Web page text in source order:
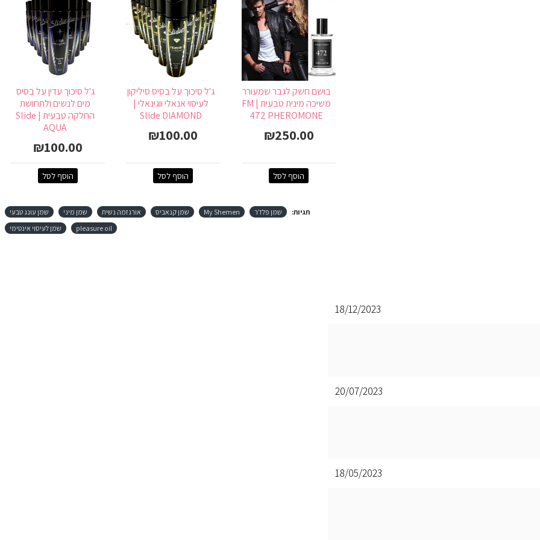
בושם חשק לגבר שמעורר
משיכה מינית טבעית | FM
472 PHEROMONE
₪250.00
הוסף לסל
ג'ל סיכוך על בסיס סיליקון
לעיסוי אנאלי ווגינאלי |
Slide DIAMOND
₪100.00
הוסף לסל
ג'ל סיכוך עדין על בסיס
מים לנשים ולתחושת
החלקה טבעית | Slide
AQUA
₪100.00
הוסף לסל
תגיות: שמן פלז'ר My Shemen שמן קנאביס אורגזמה נשית שמן מיני
שמן עונג טבעי
pleasure oil
שמן לעיסוי אינטימי
18/12/2023
20/07/2023
18/05/2023